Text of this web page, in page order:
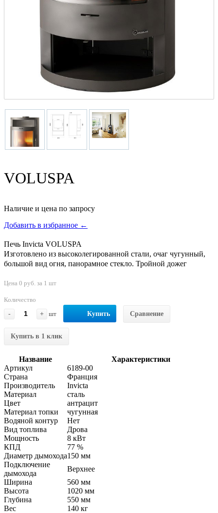
VOLUSPA
Наличие и цена по запросу
Добавить в избранное ←
Печь Invicta VOLUSPA
Изготовлено из высоколегированной стали, очаг чугунный,
большой вид огня, панорамное стекло. Тройной дожег
Цена 0 руб. за 1 шт
Количество
-
+ шт Купить Сравнение
Купить в 1 клик
Название
Характеристики
Артикул
6189-00
Страна
Франция
Производитель
Invicta
Материал
сталь
Цвет
антрацит
Материал топки
чугунная
Водяной контур
Нет
Вид топлива
Дрова
Мощность
8 кВт
КПД
77 %
Диаметр дымохода150 мм
Подключение
дымохода
Верхнее
Ширина
560 мм
Высота
1020 мм
Глубина
550 мм
Вес
140 кг